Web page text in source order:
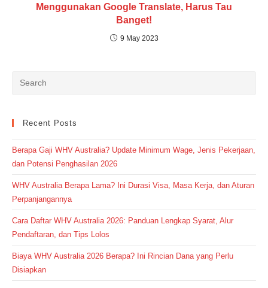
Menggunakan Google Translate, Harus Tau
Banget!
9 May 2023
Recent Posts
Berapa Gaji WHV Australia? Update Minimum Wage, Jenis Pekerjaan,
dan Potensi Penghasilan 2026
WHV Australia Berapa Lama? Ini Durasi Visa, Masa Kerja, dan Aturan
Perpanjangannya
Cara Daftar WHV Australia 2026: Panduan Lengkap Syarat, Alur
Pendaftaran, dan Tips Lolos
Biaya WHV Australia 2026 Berapa? Ini Rincian Dana yang Perlu
Disiapkan